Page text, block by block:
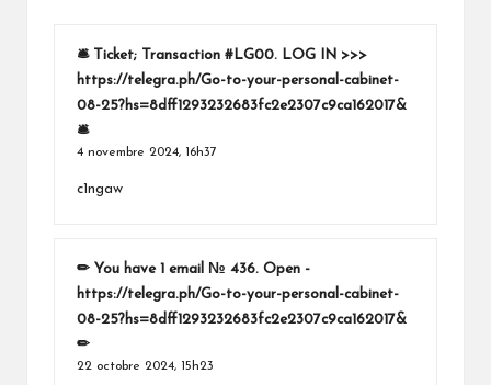
🛎 Ticket; Transaction #LG00. LOG IN >>>
https://telegra.ph/Go-to-your-personal-cabinet-
08-25?hs=8dff1293232683fc2e2307c9ca162017&
🛎
4 novembre 2024, 16h37
c1ngaw
✏ You have 1 email № 436. Open -
https://telegra.ph/Go-to-your-personal-cabinet-
08-25?hs=8dff1293232683fc2e2307c9ca162017&
✏
22 octobre 2024, 15h23